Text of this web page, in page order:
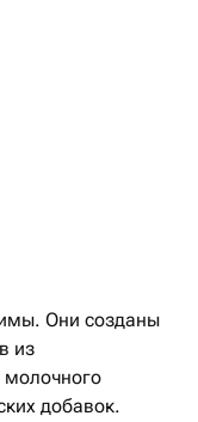
Они созданы
из
молочного
добавок.